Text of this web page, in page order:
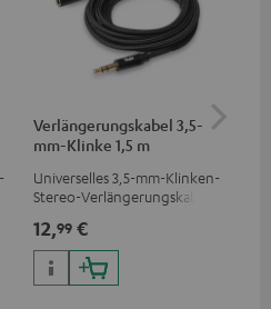
Verlängerungskabel 3,5-
mm-Klinke 1,5 m
Universelles 3,5-mm-Klinken-
Stereo-Verlängerungskabel
12,99 €